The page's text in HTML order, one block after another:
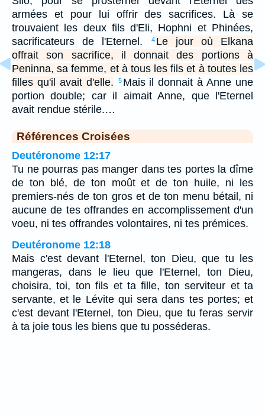
armées et pour lui offrir des sacrifices. Là se
trouvaient les deux fils d'Eli, Hophni et Phinées,
sacrificateurs de l'Eternel.
4 Le jour où Elkana
offrait son sacrifice, il donnait des portions à
Peninna, sa femme, et à tous les fils et à toutes les
filles qu'il avait d'elle.
5 Mais il donnait à Anne une
portion double; car il aimait Anne, que l'Eternel
avait rendue stérile.…
Références Croisées
Deutéronome 12:17
Tu ne pourras pas manger dans tes portes la dîme
de ton blé, de ton moût et de ton huile, ni les
premiers-nés de ton gros et de ton menu bétail, ni
aucune de tes offrandes en accomplissement d'un
voeu, ni tes offrandes volontaires, ni tes prémices.
Deutéronome 12:18
Mais c'est devant l'Eternel, ton Dieu, que tu les
mangeras, dans le lieu que l'Eternel, ton Dieu,
choisira, toi, ton fils et ta fille, ton serviteur et ta
servante, et le Lévite qui sera dans tes portes; et
c'est devant l'Eternel, ton Dieu, que tu feras servir
à ta joie tous les biens que tu posséderas.